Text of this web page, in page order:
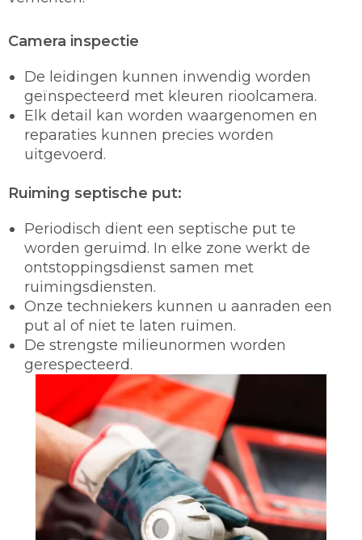
Camera inspectie
De leidingen kunnen inwendig worden
geïnspecteerd met kleuren rioolcamera.
Elk detail kan worden waargenomen en
reparaties kunnen precies worden
uitgevoerd.
Ruiming septische put:
Periodisch dient een septische put te
worden geruimd. In elke zone werkt de
ontstoppingsdienst samen met
ruimingsdiensten.
Onze techniekers kunnen u aanraden een
put al of niet te laten ruimen.
De strengste milieunormen worden
gerespecteerd.